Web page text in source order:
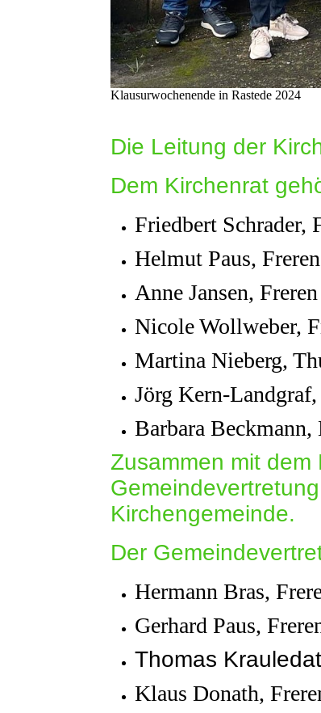
Klausurwochenende in Rastede 2024
Die Leitung der
Dem Kirchenrat
Friedbert Schrader,
Helmut Paus,
Anne Jansen,
Nicole Wollweber,
Martina Nieberg,
Jörg Kern-Landgraf,
Barbara Beckmann,
Zusammen mit
Kirchengemeinde.
Der
Hermann Bras,
Gerhard Paus,
Thomas
Klaus Donath,